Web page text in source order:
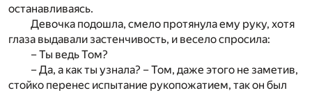
останавливаясь.
Девочка подошла, смело протянула ему руку, хотя
глаза выдавали застенчивость, и весело спросила:
– Ты ведь Том?
– Да, а как ты узнала? – Том, даже этого не заметив,
стойко перенес испытание рукопожатием, так он был